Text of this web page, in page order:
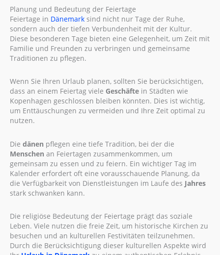
Planung und Bedeutung der Feiertage
Feiertage in Dänemark sind nicht nur Tage der Ruhe,
sondern auch der tiefen Verbundenheit mit der Kultur.
Diese besonderen Tage bieten eine Gelegenheit, um Zeit mit
Familie und Freunden zu verbringen und gemeinsame
Traditionen zu pflegen.
Wenn Sie Ihren Urlaub planen, sollten Sie berücksichtigen,
dass an einem Feiertag viele Geschäfte in Städten wie
Kopenhagen geschlossen bleiben könnten. Dies ist wichtig,
um Enttäuschungen zu vermeiden und Ihre Zeit optimal zu
nutzen.
Die dänen pflegen eine tiefe Tradition, bei der die
Menschen an Feiertagen zusammenkommen, um
gemeinsam zu essen und zu feiern. Ein wichtiger Tag im
Kalender erfordert oft eine vorausschauende Planung, da
die Verfügbarkeit von Dienstleistungen im Laufe des Jahres
stark schwanken kann.
Die religiöse Bedeutung der Feiertage prägt das soziale
Leben. Viele nutzen die freie Zeit, um historische Kirchen zu
besuchen und an kulturellen Festivitäten teilzunehmen.
Durch die Berücksichtigung dieser kulturellen Aspekte wird